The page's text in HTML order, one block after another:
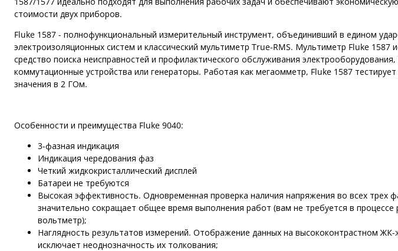
стоимости двух приборов.
Fluke 1587 - полнофункциональный измерительный инструмент, объединивший в едином
электроизоляционных систем и классический мультиметр True-RMS. Мультиметр Fluke 1587
средство поиска неисправностей и профилактического обслуживания
коммутационные устройства или генераторы. Работая как мегаомметр, Fluke 1587
значения в 2 ГОм.
Особенности и преимущества Fluke 9040:
3-фазная индикация
Индикация чередования фаз
Четкий жидкокристаллический дисплей
Батареи не требуются
Высокая эффективность. Одновременная проверка наличия напряжения во всех трех
значительно сокращает общее время выполнения работ (вам не требуется в
вольтметр);
Наглядность результатов измерений. Отображение данных на высококонтрастном
исключает неоднозначность их толкования;